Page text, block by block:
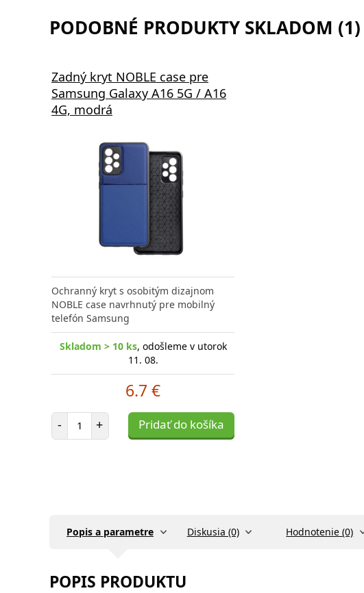
PODOBNÉ PRODUKTY SKLADOM (1)
Zadný kryt NOBLE case pre
Samsung Galaxy A16 5G / A16
4G, modrá
Ochranný kryt s osobitým dizajnom
NOBLE case navrhnutý pre mobilný
telefón Samsung
Skladom > 10 ks, odošleme v utorok
11. 08.
6.7 €
- Počet položiek
+ Pridať do košíka
Popis a parametre Diskusia (0) Hodnotenie (0)
POPIS PRODUKTU